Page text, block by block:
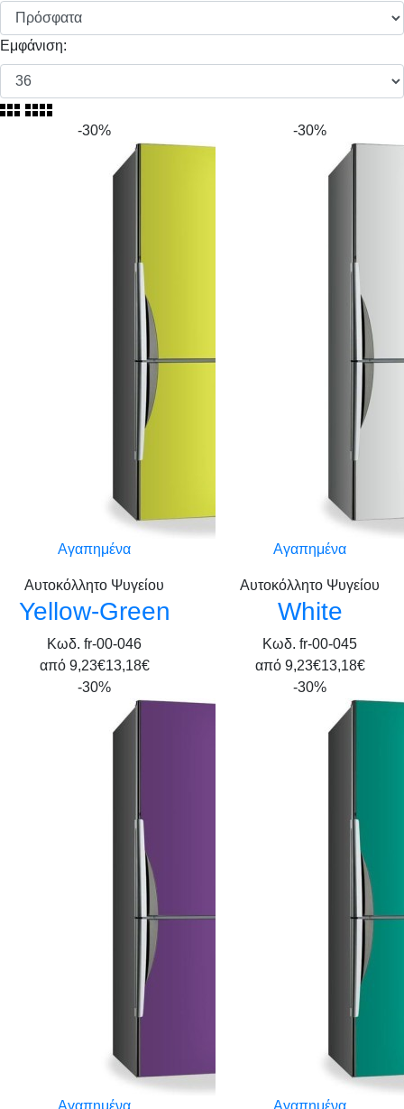
Εμφάνιση:
-30%
Αγαπημένα
Αυτοκόλλητο Ψυγείου
Yellow-Green
Κωδ. fr-00-046
από 9,23€13,18€
-30%
Αγαπημένα
Αυτοκόλλητο Ψυγείου
White
Κωδ. fr-00-045
από 9,23€13,18€
-30%
Αγαπημένα
-30%
Αγαπημένα